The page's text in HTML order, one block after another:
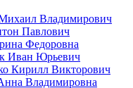
Владимирович
Павлович
Федоровна
Иван Юрьевич
Кирилл Викторович
Владимировна